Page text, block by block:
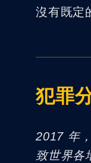
沒有既定
犯罪
2017 年
致世界各